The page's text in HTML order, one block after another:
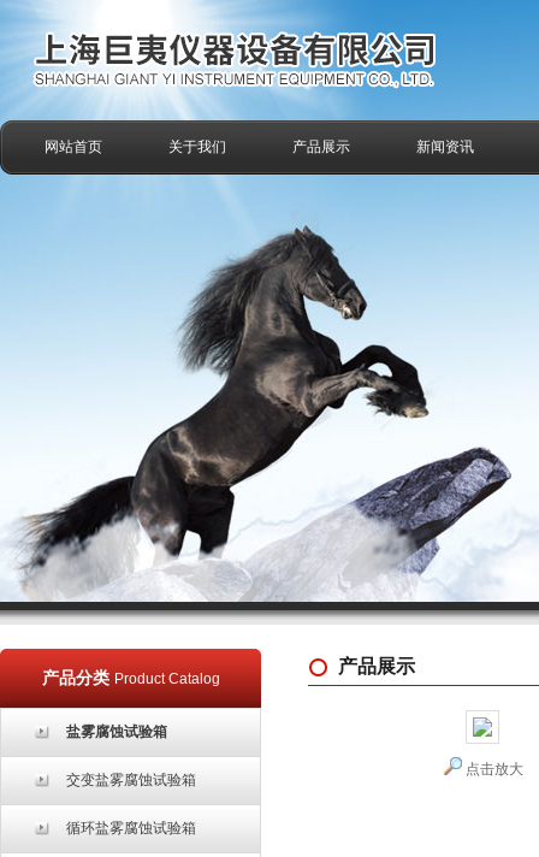
网站首页 关于我们 产品展示 新闻资讯
产品分类 Product Catalog
盐雾腐蚀试验箱
交变盐雾腐蚀试验箱
循环盐雾腐蚀试验箱
产品展示
点击放大